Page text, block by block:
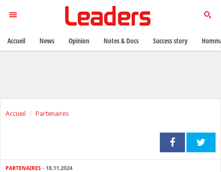
Accueil Partenaires
PARTENAIRES - 18.11.2024
Accueil News Opinion Notes & Docs Success story